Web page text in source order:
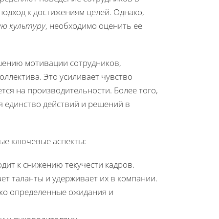
к достижениям целей. Однако,
культуру, необходимо оценить ее
мотивации сотрудников,
Это усиливает чувство
на производительности. Более того,
единство действий и решений в
ключевые аспекты:
к снижению текучести кадров.
таланты и удерживает их в компании.
определенные ожидания и